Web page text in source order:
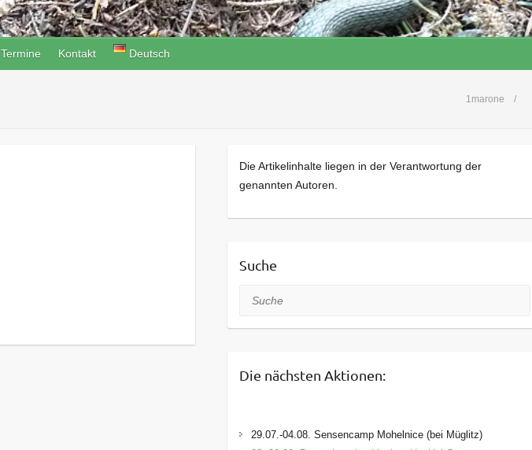
Termine Kontakt Deutsch
1marone
Die Artikelinhalte liegen in der Verantwortung der
genannten Autoren.
Suche
Suche
Die nächsten Aktionen:
29.07.-04.08. Sensencamp Mohelnice (bei Müglitz)